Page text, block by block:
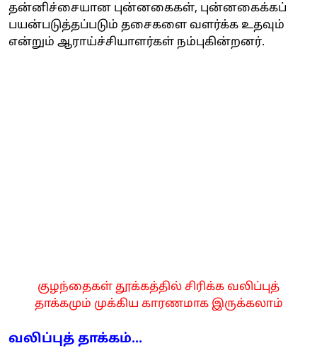
தன்னிச்சையான புன்னகைகள், புன்னகைக்கப்
பயன்படுத்தப்படும் தசைகளை வளர்க்க உதவும்
என்றும் ஆராய்ச்சியாளர்கள் நம்புகின்றனர்.
குழந்தைகள் தூக்கத்தில் சிரிக்க வலிப்புத்
தாக்கமும் முக்கிய காரணமாக இருக்கலாம்
வலிப்புத் தாக்கம்...